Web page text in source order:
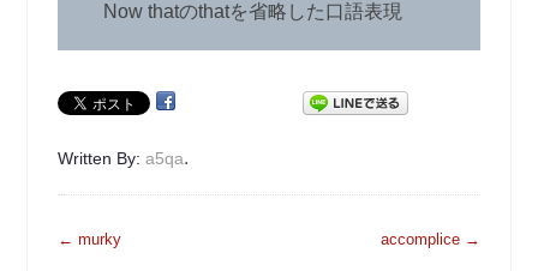
Now thatのthatを省略した口語表現
Written By:a5qa.
投
← murky accomplice →